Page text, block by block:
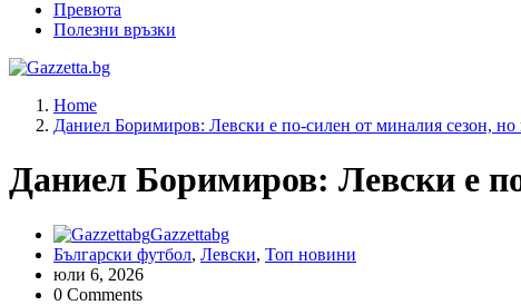
Превюта
Полезни връзки
Актуални новини за българския футбол, прогнозни резултати и
Home
Даниел Боримиров: Левски е по-силен от миналия сезон, но
Даниел Боримиров: Левски е
Gazzettabg
Български футбол, Левски, Топ новини
юли 6, 2026
0 Comments